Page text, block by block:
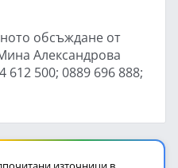
обсъждане от
Александрова
612 500; 0889 696 888;